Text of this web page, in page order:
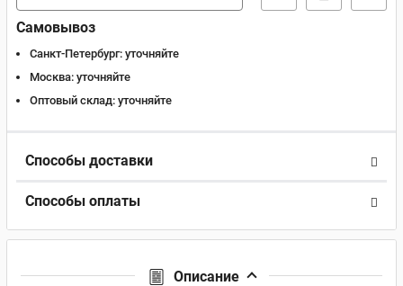
Самовывоз
Санкт-Петербург: уточняйте
Москва: уточняйте
Оптовый склад: уточняйте
Способы доставки
Способы оплаты
Описание